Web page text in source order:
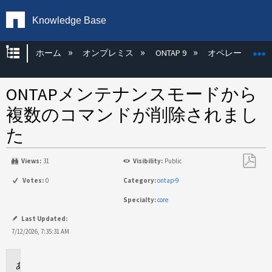
Knowledge Base
グローバル階層を展開/折りたたむ
ホーム オンプレミス ONTAP 9 オペレーティン
ONTAPメンテナンスモードから
複数のコマンドが削除されまし
た
Views: 31 Visibility: Public
Votes: 0 Category:ontap-9
Specialty:core
Last Updated:
7/12/2026, 7:35:31 AM